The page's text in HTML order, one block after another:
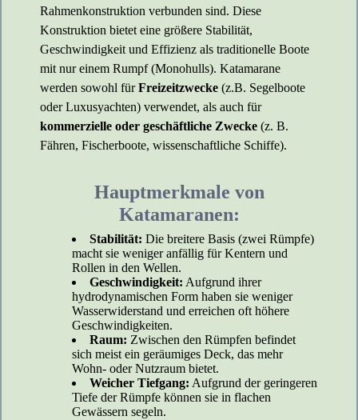
Rahmenkonstruktion verbunden sind. Diese
Konstruktion bietet eine größere Stabilität,
Geschwindigkeit und Effizienz als traditionelle Boote
mit nur einem Rumpf (Monohulls). Katamarane
werden sowohl fürFreizeitzwecke (z.B. Segelboote
oder Luxusyachten) verwendet, als auch für
kommerzielle oder geschäftliche Zwecke (z. B.
Fähren, Fischerboote, wissenschaftliche Schiffe).
Hauptmerkmale von
Katamaranen:
Stabilität: Die breitere Basis (zwei Rümpfe)
macht sie weniger anfällig für Kentern und
Rollen in den Wellen.
Geschwindigkeit: Aufgrund ihrer
hydrodynamischen Form haben sie weniger
Wasserwiderstand und erreichen oft höhere
Geschwindigkeiten.
Raum: Zwischen den Rümpfen befindet
sich meist ein geräumiges Deck, das mehr
Wohn- oder Nutzraum bietet.
Weicher Tiefgang: Aufgrund der geringeren
Tiefe der Rümpfe können sie in flachen
Gewässern segeln.